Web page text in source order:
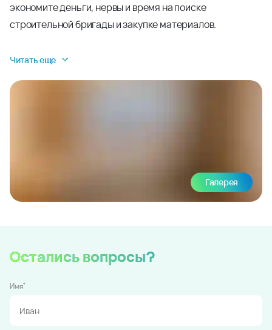
экономите деньги, нервы и время на поиске
строительной бригады и закупке материалов.
Читать еще
Галерея
Остались вопросы?
Имя*